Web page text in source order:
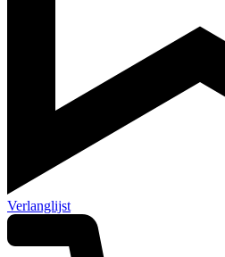
Verlanglijst